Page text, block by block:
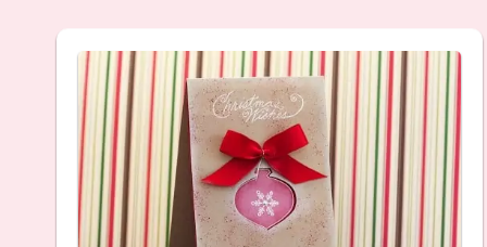
Katalog
Bestellen
Kontakt
Blog
Über
Über